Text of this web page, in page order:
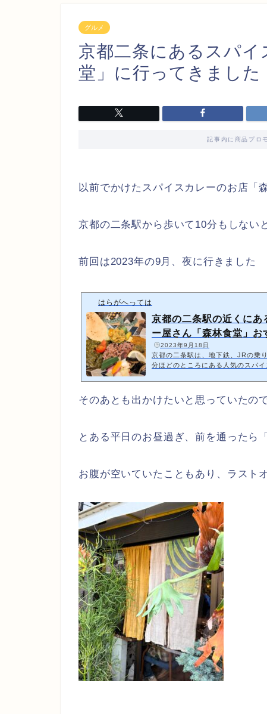
グルメ
京都二条にあるスパ
堂」に行ってきました
記事内に商品プロ
以前でかけたスパイスカレーのお店「
京都の二条駅から歩いて10分もしない
前回は2023年の9月、夜に行きました
はらがへっては
京都の二条駅の近くにあ
ー屋さん「森林食堂」お
2023年9月18日
京都の二条駅は、地下鉄、JRの乗
分ほどのところにある人気のスパ
たのは平日の夕方6時過ぎ夜の営業
ング私がお店に行った時には既に
2種…
そのあとも出かけたいと思っていたの
とある平日のお昼過ぎ、前を通ったら
お腹が空いていたこともあり、ラスト